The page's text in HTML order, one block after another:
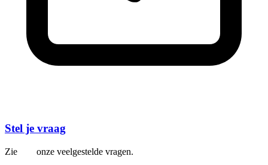
Stel je vraag
Zie onze veelgestelde vragen.